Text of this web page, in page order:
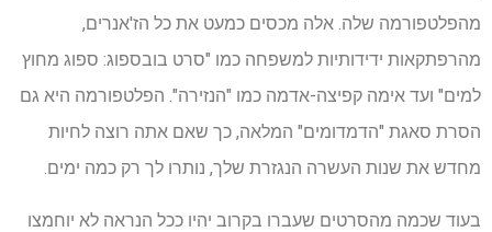
מהפלטפורמה שלה. אלה מכסים כמעט את כל הז'אנרים,
מהרפתקאות ידידותיות למשפחה כמו "סרט בובספוג: ספוג מחוץ
למים" ועד אימה קפיצה-אדמה כמו "הנזירה". הפלטפורמה היא גם
הסרת סאגת "הדמדומים" המלאה, כך שאם אתה רוצה לחיות
מחדש את שנות העשרה הנגזרת שלך, נותרו לך רק כמה ימים.
בעוד שכמה מהסרטים שעברו בקרוב יהיו ככל הנראה לא יוחמצו